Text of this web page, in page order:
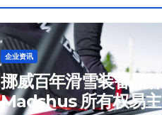
企业资讯
挪威百年滑雪装备品牌
Madshus 所有权易主